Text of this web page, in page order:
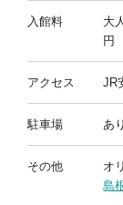
入館料
大
円
アクセス JR
駐車場 あ
その他
オ
島